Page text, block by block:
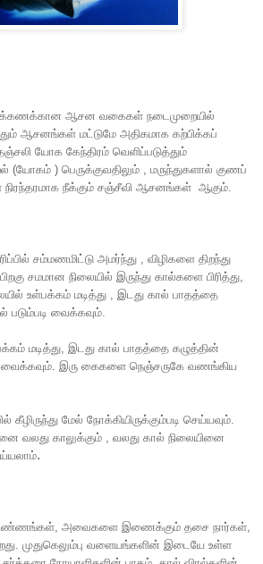
ஆசன வகைகள் நடைமுறையில்
ஆசனங்கள் மட்டுமே அதிகமாக கற்பிக்கப்
யோக கேந்திரம் வெளிப்படுத்தும்
) பெருக்குவதிலும் , மருந்துகளால் குணப்
நிரந்தரமாக நீக்கும் சஞ்சீவி ஆசனங்கள் ஆகும்.
சம்மணமிட்டு அமர்ந்து , விழிகளை திறந்து
சமமான நிலையில் இருந்து கால்களை பிரித்து,
உள்பக்கம் மடித்து , இடது கால் பாதத்தை
படும்படி வைக்கவும்.
மடித்து, இடது கால் பாதத்தை கழுத்தின்
வைக்கவும். இரு கைகளை நெஞ்சருகே வணங்கிய
மேல் நோக்கியிருக்கும்படி செய்யவும்.
வலது காலுக்கும் , வலது கால் நிலையினை
.
கிண்ணங்கள், அவைகளை இணைக்கும் தசை நார்கள்,
முதுகெலும்பு வளையங்களின் இடையே உள்ள